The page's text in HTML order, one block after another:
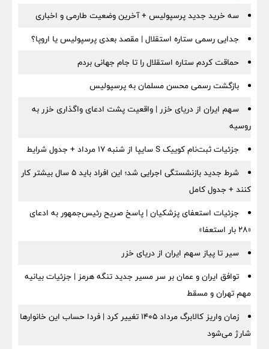
سه خرید جدید پرسپولیس + آخرین وضعیت طارمی و اخباری
جدایی رسمی ستاره استقلال | مقصد بعدی پرسپولیس یا اروپا؟
حماقت کردم ستاره استقلال را تا جام جهانی بردم
بازگشت رسمی محسن مسلمان به پرسپولیس
سهم ایران از دریای خزر | واقعیت پشت ادعای واگذاری خزر به
روسیه
جزئیات ثبت‌نام کوییک S سایپا از شنبه ۱۷ مرداد + جدول شرایط
شرط جدید بازنشستگی اجرایی شد؛ این افراد باید ۵ سال بیشتر کار
کنند + جدول کامل
جزئیات استعفای پزشکیان | پاسخ صریح رئیس‌جمهور به ادعای
«۲۸ بار استعفا»
سیر تا پیاز سهم ایران از دریای خزر
توافق ایران و عمان بر سر مسیر جدید تنگه هرمز | جزئیات بیانیه
مهم تهران و مسقط
زمان واریز کالابرگ مرداد ۱۴۰۵ تغییر کرد | فردا حساب این خانوارها
شارژ می‌شود